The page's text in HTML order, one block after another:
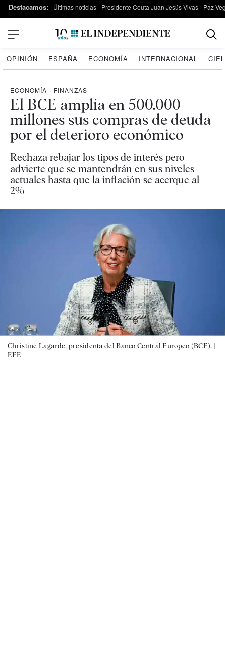
Destacamos: Últimas noticias Presidente Ceuta Juan Jesús Vivas Paz
OPINIÓN ESPAÑA ECONOMÍA INTERNACIONAL
ECONOMÍA | FINANZAS
El BCE amplía en 500.000
millones sus compras de deuda
por el deterioro económico
Rechaza rebajar los tipos de interés pero
advierte que se mantendrán en sus niveles
actuales hasta que la inflación se acerque al
2%
Christine Lagarde, presidenta del Banco Central Europeo (BCE). |
EFE